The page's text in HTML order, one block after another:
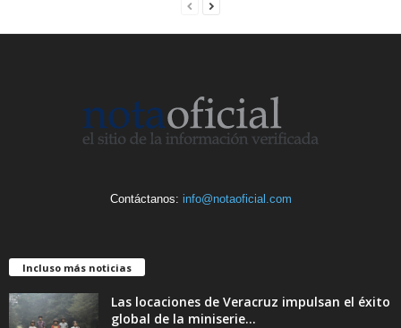
Contáctanos: info@notaoficial.com
Incluso más noticias
Las locaciones de Veracruz impulsan el éxito
global de la miniserie...